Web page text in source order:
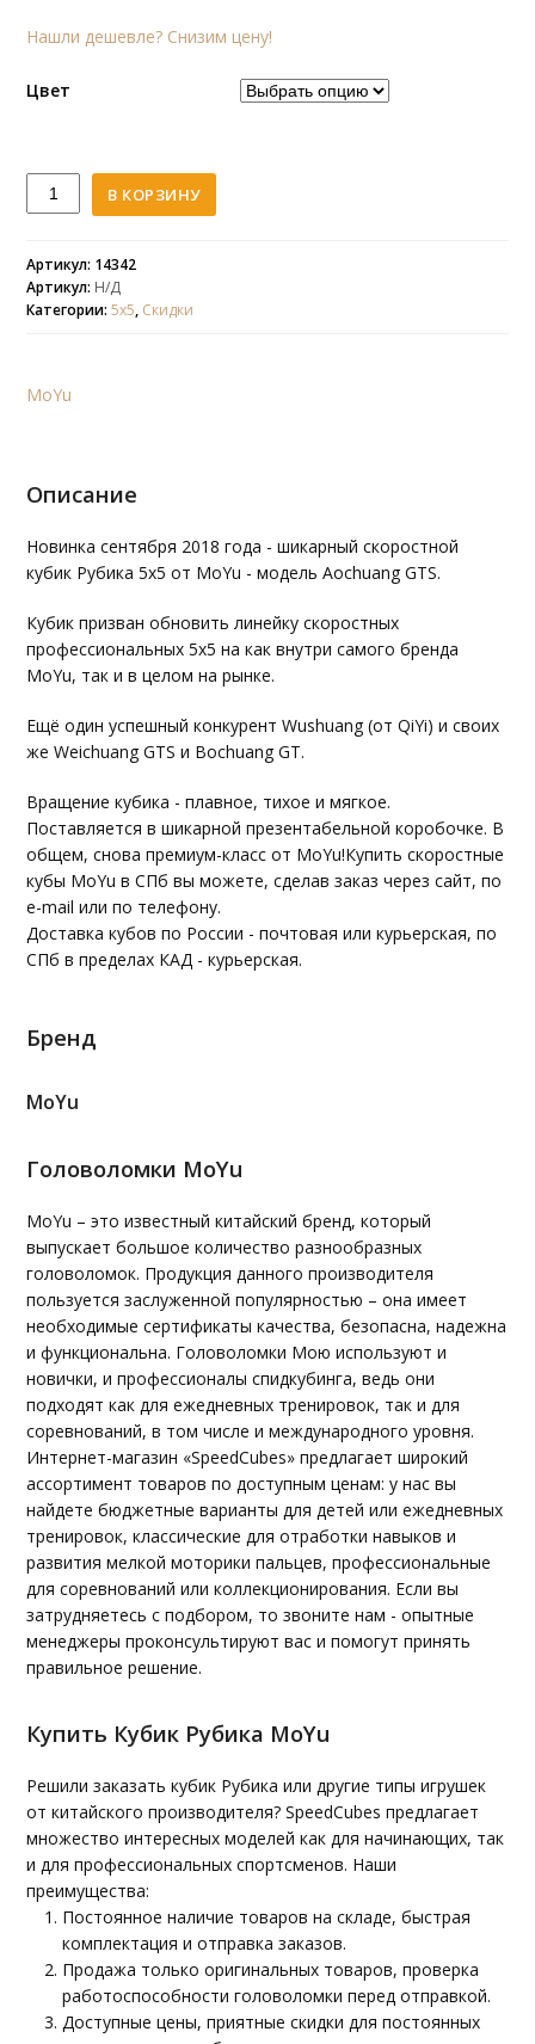
Нашли дешевле? Снизим цену!
Цвет
Количество
MoYu
Aochuang
GTS
В КОРЗИНУ
Артикул: 14342
Артикул: Н/Д
Категории:5х5, Скидки
MoYu
Описание
Новинка сентября 2018 года - шикарный скоростной
кубик Рубика 5х5 от MoYu - модель Aochuang GTS.
Кубик призван обновить линейку скоростных
профессиональных 5х5 на как внутри самого бренда
MoYu, так и в целом на рынке.
Ещё один успешный конкурент Wushuang (от QiYi) и своих
же Weichuang GTS и Bochuang GT.
Вращение кубика - плавное, тихое и мягкое.
Поставляется в шикарной презентабельной коробочке. В
общем, снова премиум-класс от MoYu!Купить скоростные
кубы MoYu в СПб вы можете, сделав заказ через сайт, по
e-mail или по телефону.
Доставка кубов по России - почтовая или курьерская, по
СПб в пределах КАД - курьерская.
Бренд
MoYu
Головоломки MoYu
MoYu – это известный китайский бренд, который
выпускает большое количество разнообразных
головоломок. Продукция данного производителя
пользуется заслуженной популярностью – она имеет
необходимые сертификаты качества, безопасна, надежна
и функциональна. Головоломки Мою используют и
новички, и профессионалы спидкубинга, ведь они
подходят как для ежедневных тренировок, так и для
соревнований, в том числе и международного уровня.
Интернет-магазин «SpeedCubes» предлагает широкий
ассортимент товаров по доступным ценам: у нас вы
найдете бюджетные варианты для детей или ежедневных
тренировок, классические для отработки навыков и
развития мелкой моторики пальцев, профессиональные
для соревнований или коллекционирования. Если вы
затрудняетесь с подбором, то звоните нам - опытные
менеджеры проконсультируют вас и помогут принять
правильное решение.
Купить Кубик Рубика MoYu
Решили заказать кубик Рубика или другие типы игрушек
от китайского производителя? SpeedCubes предлагает
множество интересных моделей как для начинающих, так
и для профессиональных спортсменов. Наши
преимущества:
Постоянное наличие товаров на складе, быстрая
комплектация и отправка заказов.
Продажа только оригинальных товаров, проверка
работоспособности головоломки перед отправкой.
Доступные цены, приятные скидки для постоянных